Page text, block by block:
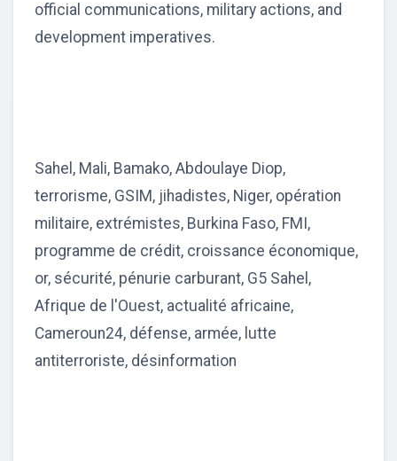
official communications, military actions, and
development imperatives.
Sahel, Mali, Bamako, Abdoulaye Diop,
terrorisme, GSIM, jihadistes, Niger, opération
militaire, extrémistes, Burkina Faso, FMI,
programme de crédit, croissance économique,
or, sécurité, pénurie carburant, G5 Sahel,
Afrique de l'Ouest, actualité africaine,
Cameroun24, défense, armée, lutte
antiterroriste, désinformation